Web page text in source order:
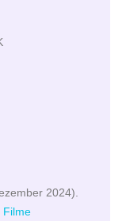
2024).
Filme